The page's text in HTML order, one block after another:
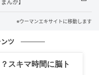
んが】
※ウーマンエキサイトに移動します
ツ
スキマ時間に脳ト